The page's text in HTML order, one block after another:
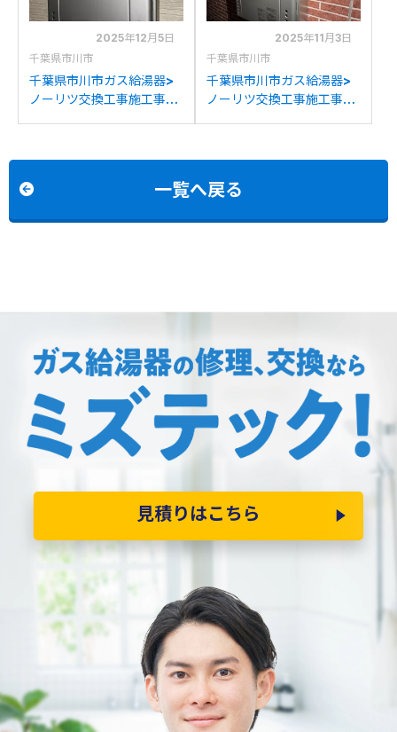
2025年12月5日
千葉県市川市
千葉県市川市ガス給湯器>
ノーリツ交換工事施工事
2025年11月3日
千葉県市川市
千葉県市川市ガス給湯器>
ノーリツ交換工事施工事
一覧へ戻る
見積りはこちら